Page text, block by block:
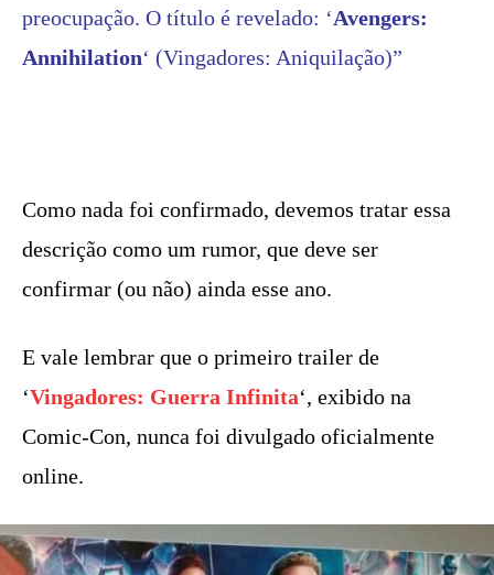
preocupação. O título é revelado: ‘Avengers:
Annihilation‘ (Vingadores: Aniquilação)”
Como nada foi confirmado, devemos tratar essa
descrição como um rumor, que deve ser
confirmar (ou não) ainda esse ano.
E vale lembrar que o primeiro trailer de
‘Vingadores: Guerra Infinita‘, exibido na
Comic-Con, nunca foi divulgado oficialmente
online.